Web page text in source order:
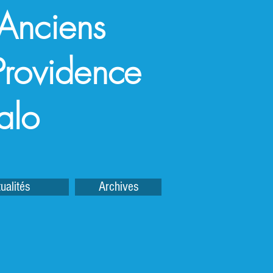
Archives